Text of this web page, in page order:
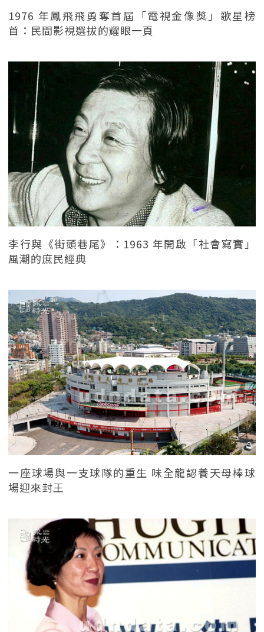
1976 年鳳飛飛勇奪首屆「電視金像獎」歌星榜
首：民間影視選拔的耀眼一頁
李行與《街頭巷尾》：1963 年開啟「社會寫實」
風潮的庶民經典
一座球場與一支球隊的重生 味全龍認養天母棒球
場迎來封王